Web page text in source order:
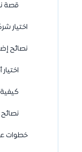
قصة نجاح 2: نقل
اختيار
نصائح
خطوات